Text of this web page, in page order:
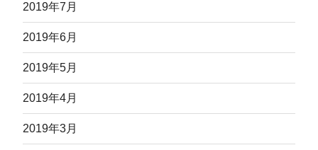
2019年7月
2019年6月
2019年5月
2019年4月
2019年3月